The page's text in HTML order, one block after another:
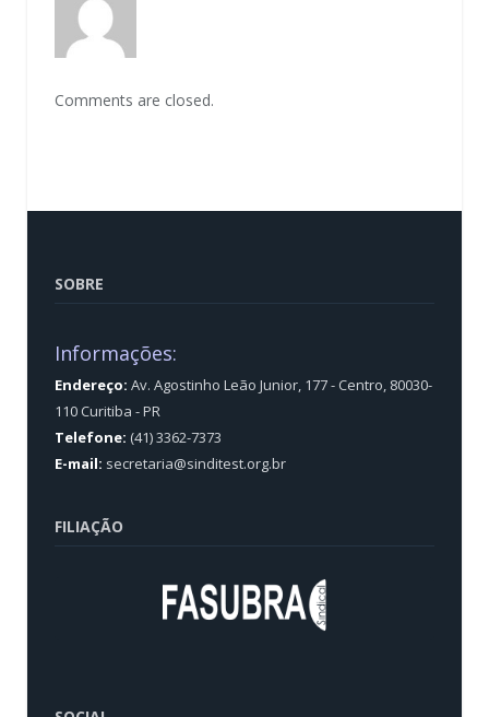
Comments are closed.
SOBRE
Informações:
Endereço: Av. Agostinho Leão Junior, 177 - Centro, 80030-
110 Curitiba - PR
Telefone: (41) 3362-7373
E-mail: secretaria@sinditest.org.br
FILIAÇÃO